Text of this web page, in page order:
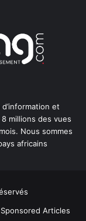
et
millions des vues
Nous sommes
africains
Articles